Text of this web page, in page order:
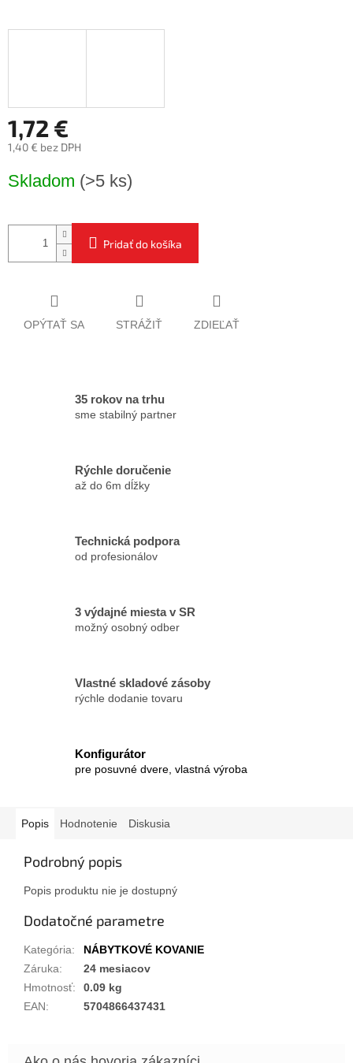
1,72 €
1,40 € bez DPH
cena:
Skladom (>5 ks)
Pridať do košíka
OPÝTAŤ SA STRÁŽIŤ ZDIEĽAŤ
35 rokov na trhu
sme stabilný partner
Rýchle doručenie
až do 6m dĺžky
Technická podpora
od profesionálov
3 výdajné miesta v SR
možný osobný odber
Vlastné skladové zásoby
rýchle dodanie tovaru
Konfigurátor
pre posuvné dvere, vlastná výroba
Popis Hodnotenie Diskusia
Podrobný popis
Popis produktu nie je dostupný
Dodatočné parametre
Kategória:
NÁBYTKOVÉ KOVANIE
Záruka:
24 mesiacov
Hmotnosť:
0.09 kg
EAN: 5704866437431